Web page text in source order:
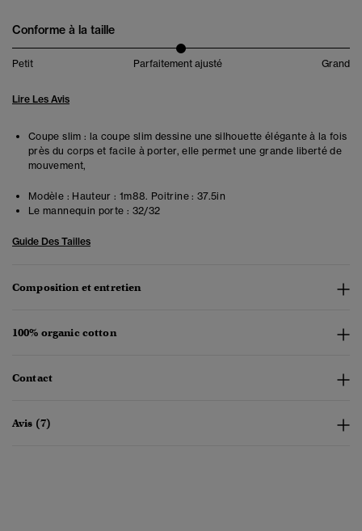
Conforme à la taille
Petit Parfaitement ajusté Grand
Lire Les Avis
Coupe slim : la coupe slim dessine une silhouette élégante à la fois
près du corps et facile à porter, elle permet une grande liberté de
mouvement,
Modèle : Hauteur : 1m88. Poitrine : 37.5in
Le mannequin porte : 32/32
Guide Des Tailles
Composition et entretien
100% organic cotton
Contact
Avis (7)